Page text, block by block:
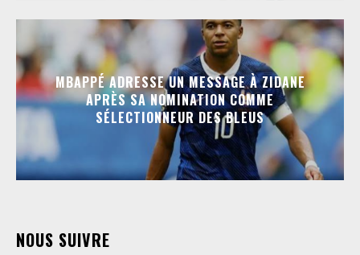
MBAPPÉ ADRESSE UN MESSAGE À ZIDANE
APRÈS SA NOMINATION COMME
SÉLECTIONNEUR DES BLEUS
NOUS SUIVRE